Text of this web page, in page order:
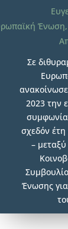
Ένωση,
Σε
2023 την
σχεδόν
–
Ένωσης